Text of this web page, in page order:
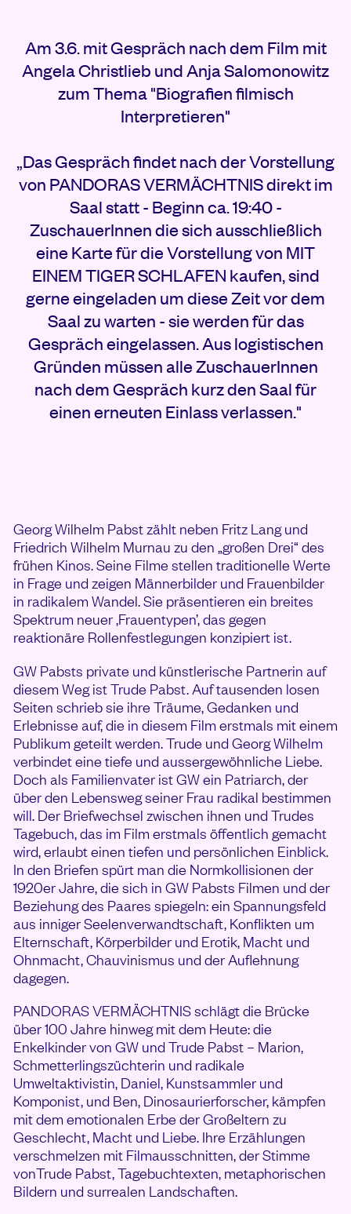
Am 3.6. mit Gespräch nach dem Film mit
Angela Christlieb und Anja Salomonowitz
zum Thema "Biografien filmisch
Interpretieren"
„Das Gespräch findet nach der Vorstellung
von PANDORAS VERMÄCHTNIS direkt im
Saal statt - Beginn ca. 19:40 -
ZuschauerInnen die sich ausschließlich
eine Karte für die Vorstellung von MIT
EINEM TIGER SCHLAFEN kaufen, sind
gerne eingeladen um diese Zeit vor dem
Saal zu warten - sie werden für das
Gespräch eingelassen. Aus logistischen
Gründen müssen alle ZuschauerInnen
nach dem Gespräch kurz den Saal für
einen erneuten Einlass verlassen."
Georg Wilhelm Pabst zählt neben Fritz Lang und
Friedrich Wilhelm Murnau zu den „großen Drei“ des
frühen Kinos. Seine Filme stellen traditionelle Werte
in Frage und zeigen Männerbilder und Frauenbilder
in radikalem Wandel. Sie präsentieren ein breites
Spektrum neuer ‚Frauentypen’, das gegen
reaktionäre Rollenfestlegungen konzipiert ist.
GW Pabsts private und künstlerische Partnerin auf
diesem Weg ist Trude Pabst. Auf tausenden losen
Seiten schrieb sie ihre Träume, Gedanken und
Erlebnisse auf, die in diesem Film erstmals mit einem
Publikum geteilt werden. Trude und Georg Wilhelm
verbindet eine tiefe und aussergewöhnliche Liebe.
Doch als Familienvater ist GW ein Patriarch, der
über den Lebensweg seiner Frau radikal bestimmen
will. Der Briefwechsel zwischen ihnen und Trudes
Tagebuch, das im Film erstmals öffentlich gemacht
wird, erlaubt einen tiefen und persönlichen Einblick.
In den Briefen spürt man die Normkollisionen der
1920er Jahre, die sich in GW Pabsts Filmen und der
Beziehung des Paares spiegeln: ein Spannungsfeld
aus inniger Seelenverwandtschaft, Konflikten um
Elternschaft, Körperbilder und Erotik, Macht und
Ohnmacht, Chauvinismus und der Auflehnung
dagegen.
PANDORAS VERMÄCHTNIS schlägt die Brücke
über 100 Jahre hinweg mit dem Heute: die
Enkelkinder von GW und Trude Pabst – Marion,
Schmetterlingszüchterin und radikale
Umweltaktivistin, Daniel, Kunstsammler und
Komponist, und Ben, Dinosaurierforscher, kämpfen
mit dem emotionalen Erbe der Großeltern zu
Geschlecht, Macht und Liebe. Ihre Erzählungen
verschmelzen mit Filmausschnitten, der Stimme
vonTrude Pabst, Tagebuchtexten, metaphorischen
Bildern und surrealen Landschaften.